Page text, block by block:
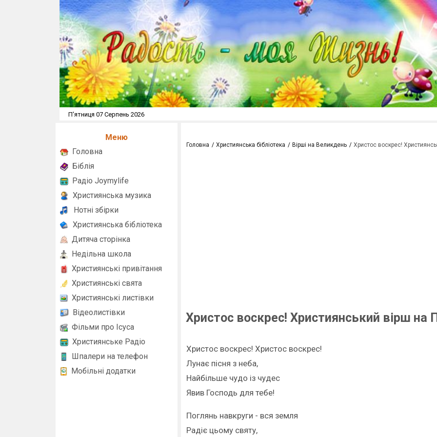
П'ятниця 07 Серпень 2026
Меню
Головна
Біблія
Радіо Joymylife
Християнська музика
Нотні збірки
Християнська бібліотека
Дитяча сторінка
Недільна школа
Християнські привітання
Християнські свята
Християнські листівки
Відеолистівки
Фільми про Ісуса
Християнське Радіо
Шпалери на телефон
Мобільні додатки
Головна Християнська бібліотека Вірші на Великдень Христос воскрес!
Христос воскрес! Християнський вірш на
Христос воскрес! Христос воскрес!
Лунає пісня з неба,
Найбільше чудо із чудес
Явив Господь для тебе!
Поглянь навкруги - вся земля
Радіє цьому святу,